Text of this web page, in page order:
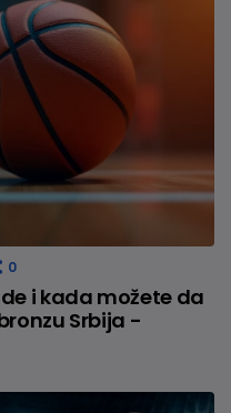
0
i kada možete da
Srbija -